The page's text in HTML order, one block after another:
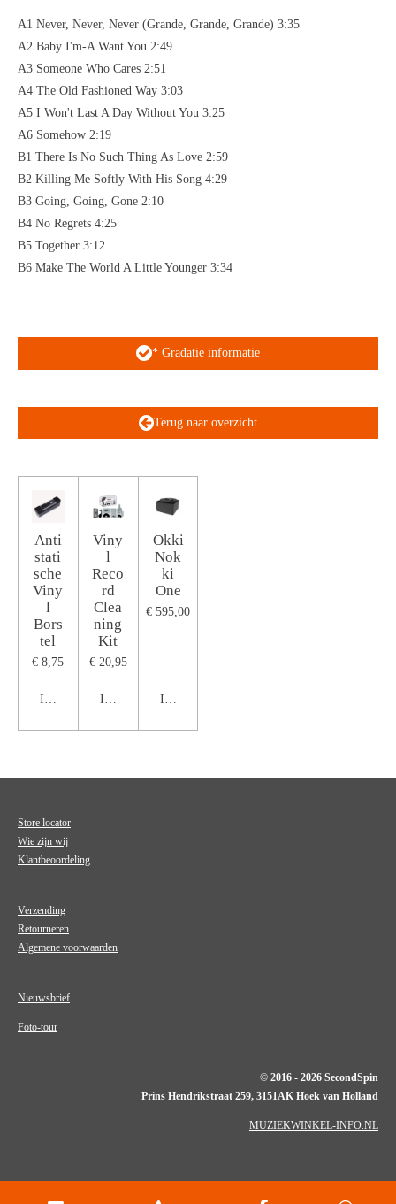
A1 Never, Never, Never (Grande, Grande, Grande) 3:35
A2 Baby I'm-A Want You 2:49
A3 Someone Who Cares 2:51
A4 The Old Fashioned Way 3:03
A5 I Won't Last A Day Without You 3:25
A6 Somehow 2:19
B1 There Is No Such Thing As Love 2:59
B2 Killing Me Softly With His Song 4:29
B3 Going, Going, Gone 2:10
B4 No Regrets 4:25
B5 Together 3:12
B6 Make The World A Little Younger 3:34
* Gradatie informatie
Terug naar overzicht
Anti
stati
sche
Viny
l
Bors
tel
€ 8,75
In winkelwagen
Viny
l
Reco
rd
Clea
ning
Kit
€ 20,95
In winkelwagen
Okki
Nok
ki
One
€ 595,00
In winkelwagen
Store locator
Wie zijn wij
Klantbeoordeling
Verzending
Retourneren
Algemene voorwaarden
Nieuwsbrief
Foto-tour
© 2016 - 2026 SecondSpin
Prins Hendrikstraat 259, 3151AK Hoek van Holland
MUZIEKWINKEL-INFO.NL